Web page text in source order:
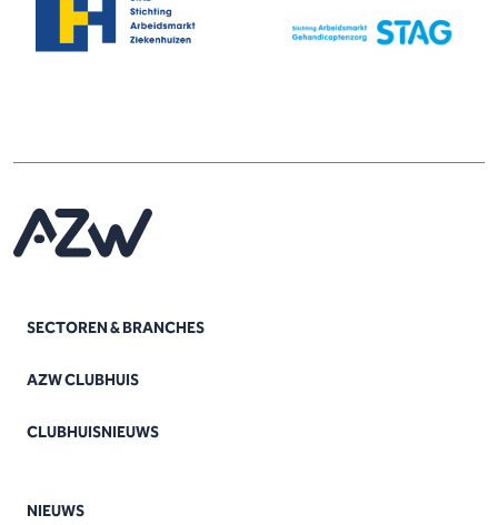
SECTOREN & BRANCHES
AZW CLUBHUIS
CLUBHUISNIEUWS
NIEUWS